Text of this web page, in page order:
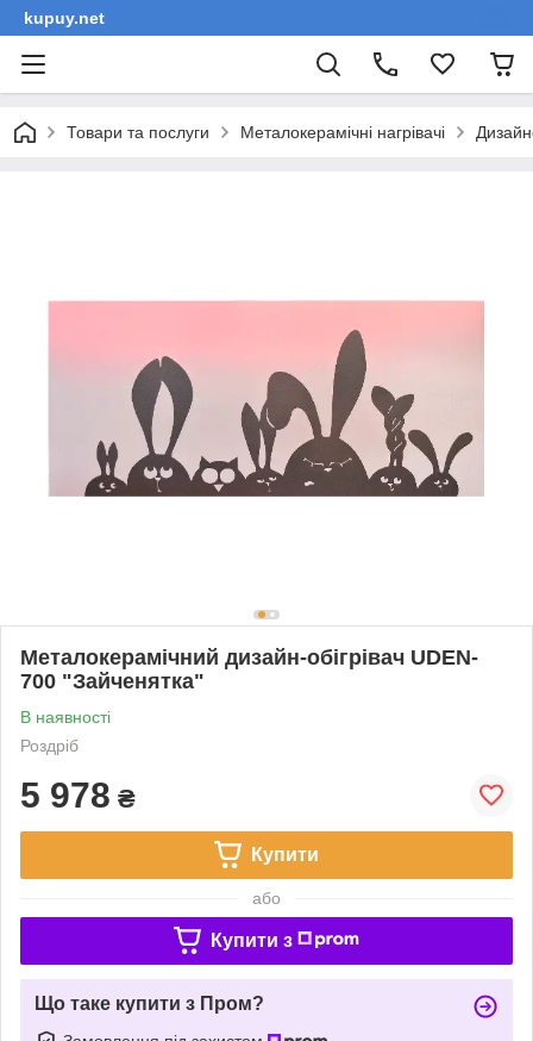
kupuy.net
Товари та послуги Металокерамічні нагрівачі
Металокерамічний дизайн-обігрівач UDEN-
700 "Зайченятка"
В наявності
Роздріб
5 978 ₴
Купити
або
Купити з
Що таке купити з Пром?